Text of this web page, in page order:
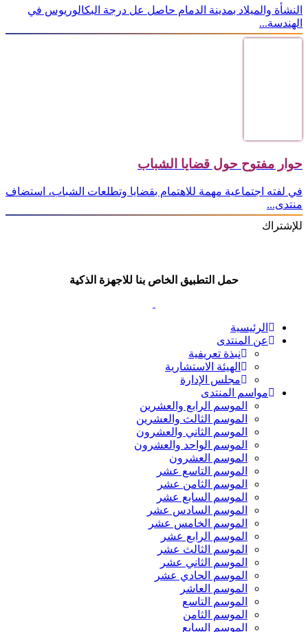
النشأة والميلاد بمدينة الدمام حاصل عل درجة البكالوريوس في
الهندسة...
حوار مفتوح حول قضايا الشباب
في لفته اجتماعية مهمة للاهتمام بقضايا وتطلعات الشباب، استضاف
منتدى...
للإشتراك
حمل التطبيق الخاص بنا للاجهزة الذكية
الرئيسية
عن المنتدى
نبذة تعريفية
الهيئة الاستشارية
مجلس الإدارة
مواسم المنتدى
الموسم الرابع والعشرين
الموسم الثالث والعشرين
الموسم الثاني والعشرون
الموسم الواحد والعشرون
الموسم العشرون
الموسم التاسع عشر
الموسم الثامن عشر
الموسم السابع عشر
الموسم السادس عشر
الموسم الخامس عشر
الموسم الرابع عشر
الموسم الثالث عشر
الموسم الثاني عشر
الموسم الحادي عشر
الموسم العاشر
الموسم التاسع
الموسم الثامن
الموسم السابع